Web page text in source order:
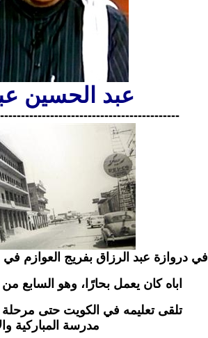
عبد الحسين
دروازة عبد الرزاق بفريج العوازم في
اباه كان يعمل بحارًا، وهو السابع
تلقى تعليمه في الكويت حتى مرحلة
مدرسة المباركية